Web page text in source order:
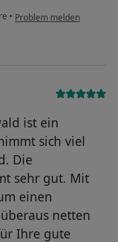
• Problem melden
ist ein
sich viel
Die
sehr gut. Mit
einen
netten
Ihre gute